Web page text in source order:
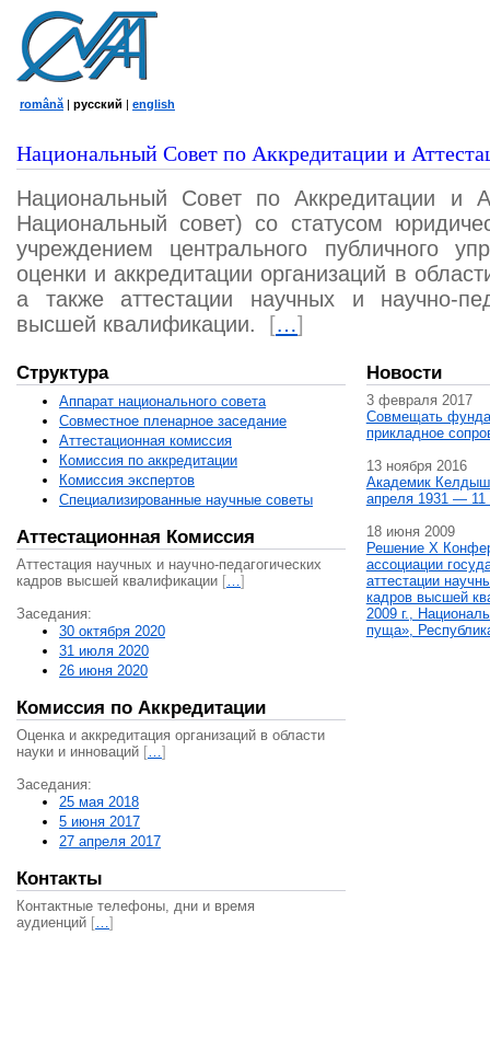
română | русский | english
Национальный Совет по Аккредитации и
Национальный Совет по Аккредитации и
Национальный совет) со статусом
учреждением центрального публичного
оценки и аккредитации организаций в
а также аттестации научных и научно-
высшей квалификации.
[…]
Структура
Аппарат национального совета
Совместное пленарное заседание
Аттестационная комисcия
Комиссия по аккредитации
Комиссия экспертов
Специализированные научные советы
Аттестационная Комиссия
Аттестация научных и научно-педагогических
кадров высшей квалификации […]
Заседания:
30 октября 2020
31 июля 2020
26 июня 2020
Комиссия по Аккредитации
Оценка и аккредитация организаций в области
науки и инноваций […]
Заседания:
25 мая 2018
5 июня 2017
27 апреля 2017
Контакты
Контактные телефоны, дни и время
аудиенций […]
Новости
3 февраля 2017
Совмещать
прикладное
13 ноября 2016
Академик
апреля 1931 — 11
18 июня 2009
Решение X
ассоциации
аттестации
кадров высшей
2009 г.,
пуща»,